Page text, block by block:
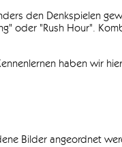
den Denkspielen
oder "Rush Hour".
haben wir
Bilder angeordnet